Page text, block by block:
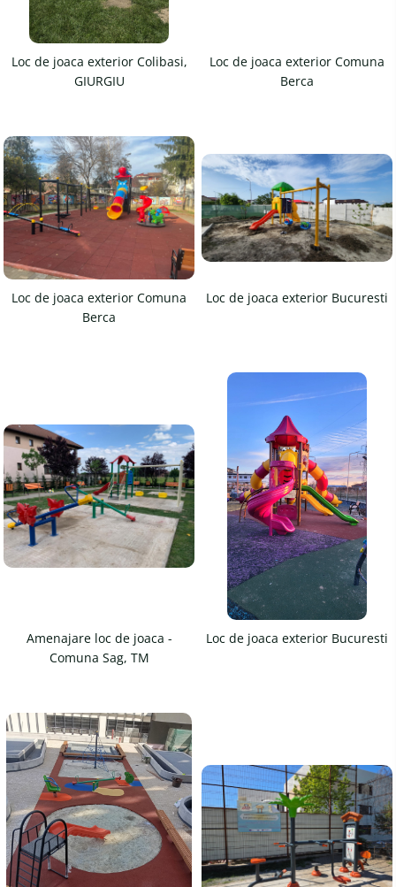
gunoi
Mobilier urban
DIZABILITATI
Loc de joaca exterior Colibasi,
GIURGIU
Loc de joaca exterior Comuna
Berca
Loc de joaca exterior Comuna
Berca
Loc de joaca exterior Bucuresti
Amenajare loc de joaca -
Comuna Sag, TM
Loc de joaca exterior Bucuresti